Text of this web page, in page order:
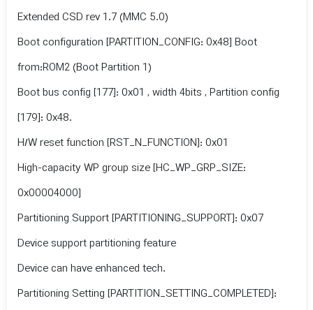
Extended CSD rev 1.7 (MMC 5.0)
Boot configuration [PARTITION_CONFIG: 0x48] Boot
from:ROM2 (Boot Partition 1)
Boot bus config [177]: 0x01 , width 4bits , Partition config
[179]: 0x48.
H/W reset function [RST_N_FUNCTION]: 0x01
High-capacity WP group size [HC_WP_GRP_SIZE:
0x00004000]
Partitioning Support [PARTITIONING_SUPPORT]: 0x07
Device support partitioning feature
Device can have enhanced tech.
Partitioning Setting [PARTITION_SETTING_COMPLETED]: